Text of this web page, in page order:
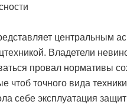
центральным
Владетели
провал нормативы
чтоб точного вида
себе эксплуатация